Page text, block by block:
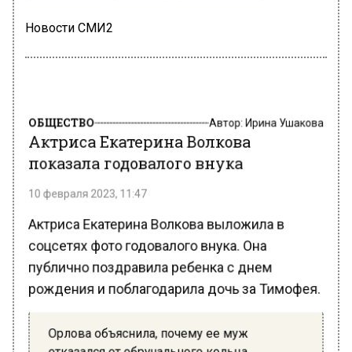
Новости СМИ2
Актриса Екатерина Волкова
показала годовалого внука
соцсетях фото годовалого внука. Она
публично поздравила ребенка с днем
рождения и поблагодарила дочь за Тимофея.
Орлова объяснила, почему ее муж
отказался от обручального кольца